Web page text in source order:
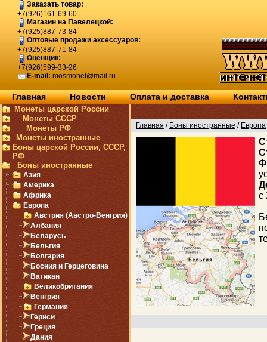
Заказать товар:
+7(926)161-69-60
Магазин на Павелецкой:
+7(925)887-73-84
Оптовые продажи аксессуаров:
+7(925)887-71-84
Оценщик:
+7(926)599-33-26
E-mail: mosmonet@mail.ru
Главная Новости Оплата и доставка
Монеты царской России
Монеты СССР
Монеты РФ
Монеты иностранные
Боны царской России, СССР,
РФ
Боны иностранные
Азия
Америка
Африка
Европа
Австрия (Австро-Венгрия)
Албания
Беларусь
Бельгия
Болгария
Босния и Герцеговина
Ватикан
Великобритания
Венгрия
Германия
Гернси
Греция
Дания
Главная / Боны иностранные / Европа
с